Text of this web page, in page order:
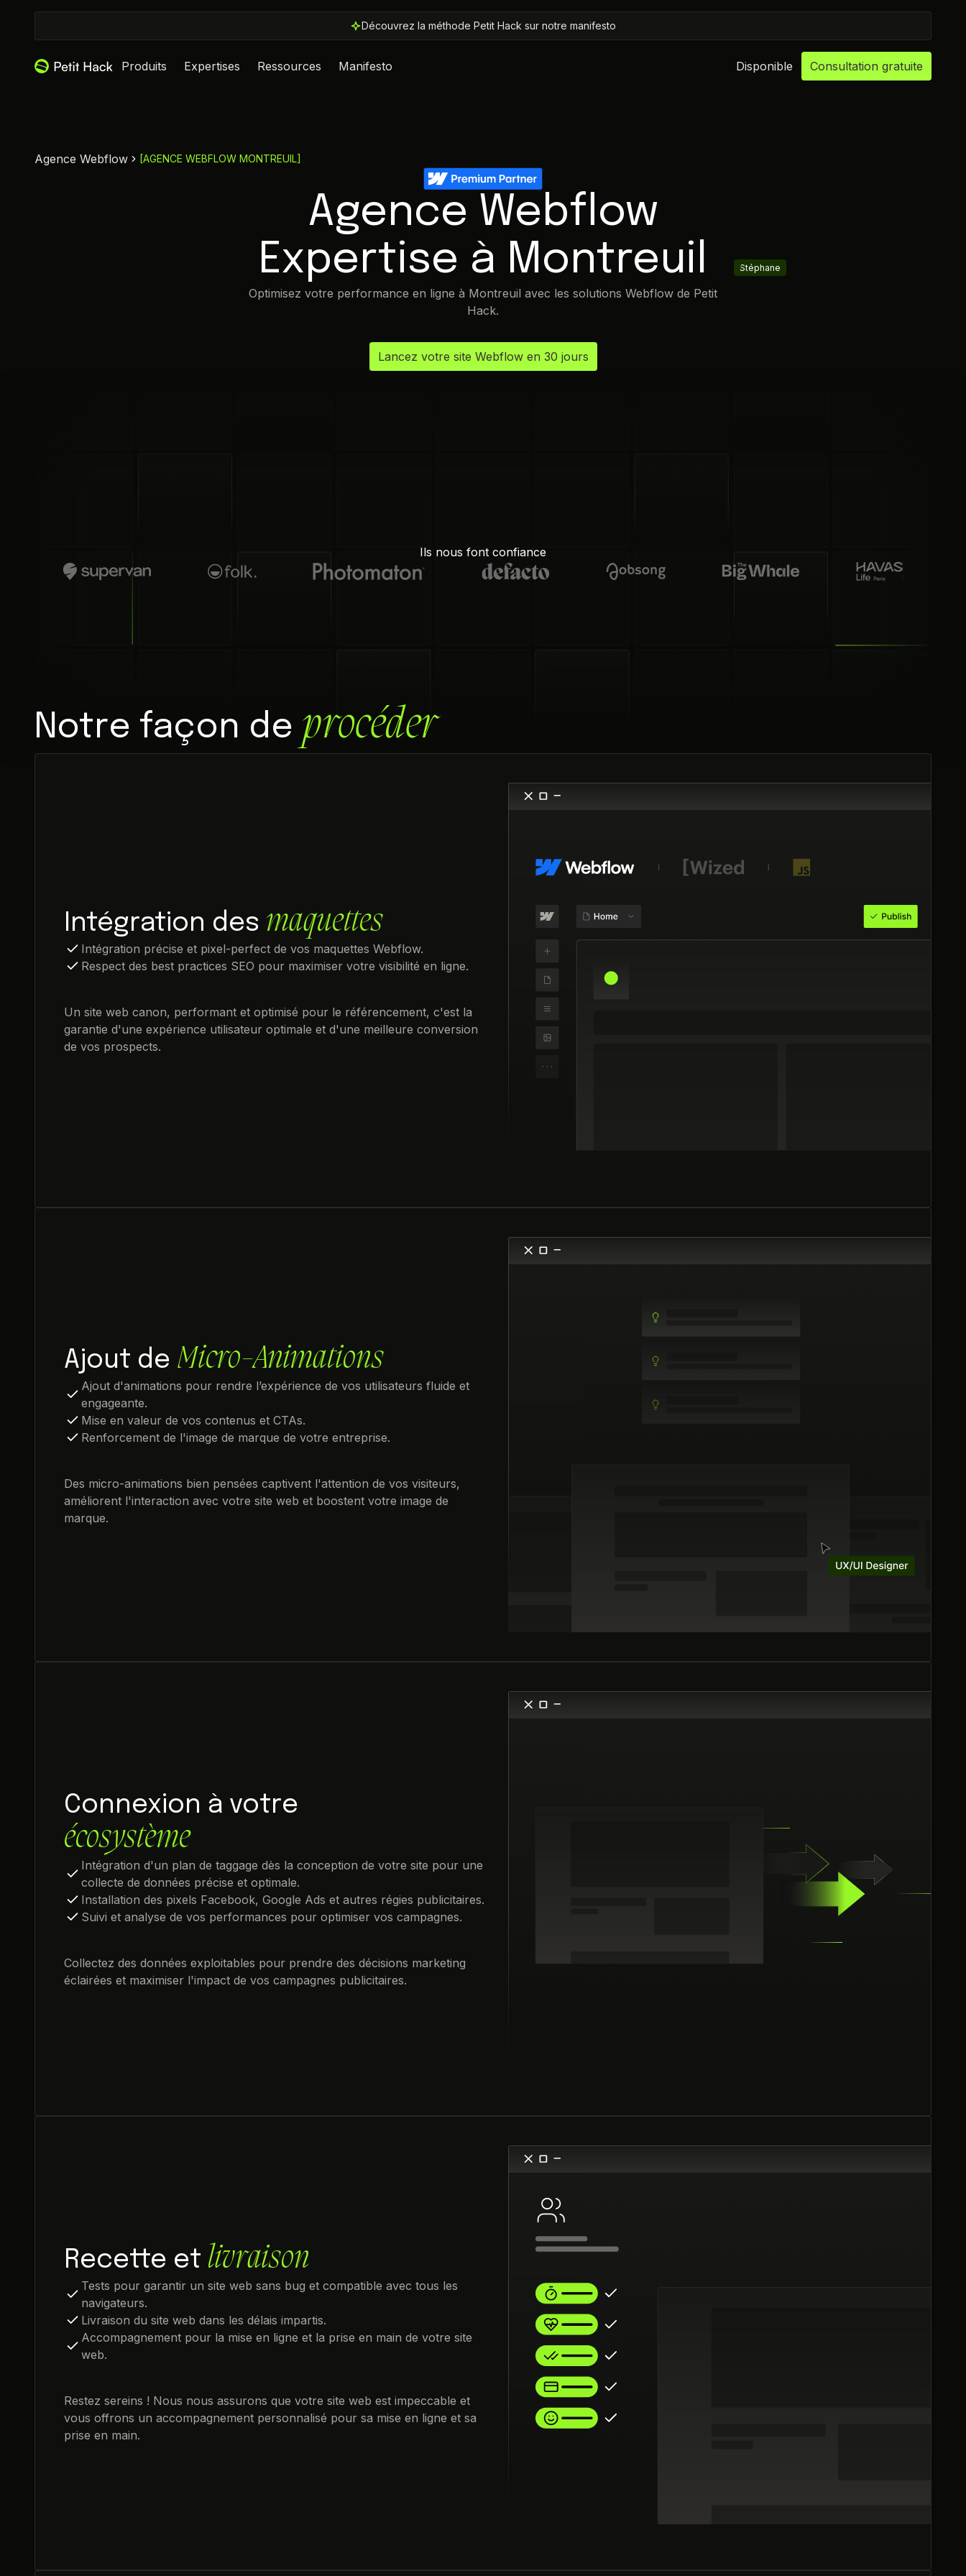
Découvrez la méthode Petit Hack sur notre manifesto
Produits Expertises Ressources Manifesto Disponible Consultation gratuite
Agence Webflow [AGENCE WEBFLOW MONTREUIL]
Agence Webflow
Expertise à Montreuil
Optimisez votre performance en ligne à Montreuil avec les solutions Webflow de Petit
Hack.
David
Stéphane
Lancez votre site Webflow en 30 jours
Ils nous font confiance
Notre façon de procéder
Intégration des maquettes
Intégration précise et pixel-perfect de vos maquettes Webflow.
Respect des best practices SEO pour maximiser votre visibilité en ligne.
Un site web canon, performant et optimisé pour le référencement, c'est la
garantie d'une expérience utilisateur optimale et d'une meilleure conversion
de vos prospects.
Ajout de Micro-Animations
Ajout d'animations pour rendre l’expérience de vos utilisateurs fluide et
engageante.
Mise en valeur de vos contenus et CTAs.
Renforcement de l'image de marque de votre entreprise.
Des micro-animations bien pensées captivent l'attention de vos visiteurs,
améliorent l'interaction avec votre site web et boostent votre image de
marque.
Connexion à votre
écosystème
Intégration d'un plan de taggage dès la conception de votre site pour une
collecte de données précise et optimale.
Installation des pixels Facebook, Google Ads et autres régies publicitaires.
Suivi et analyse de vos performances pour optimiser vos campagnes.
Collectez des données exploitables pour prendre des décisions marketing
éclairées et maximiser l'impact de vos campagnes publicitaires.
Recette et livraison
Tests pour garantir un site web sans bug et compatible avec tous les
navigateurs.
Livraison du site web dans les délais impartis.
Accompagnement pour la mise en ligne et la prise en main de votre site
web.
Restez sereins ! Nous nous assurons que votre site web est impeccable et
vous offrons un accompagnement personnalisé pour sa mise en ligne et sa
prise en main.